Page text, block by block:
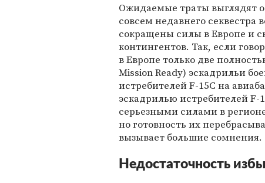
Ожидаемые траты выглядят
совсем недавнего
сокращены силы в Европе и
контингентов. Так, если
в Европе только две
Mission Ready) эскадрильи
истребителей F-15C на
эскадрилью истребителей F-
серьезными силами в
но готовность их
вызывает большие сомнения.
Недостаточность